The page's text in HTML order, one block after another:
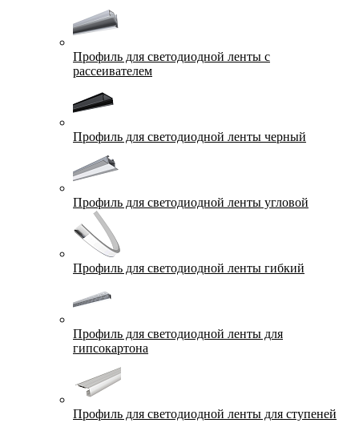
Профиль для светодиодной ленты с
рассеивателем
Профиль для светодиодной ленты черный
Профиль для светодиодной ленты угловой
Профиль для светодиодной ленты гибкий
Профиль для светодиодной ленты для
гипсокартона
Профиль для светодиодной ленты для ступеней